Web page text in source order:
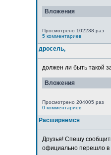
Вложения
Просмотрено 102238 раз
5 комментариев
дросель,
должен ли быть такой
Вложения
Просмотрено 204005 раз
0 комментариев
Расширяемся
Друзья! Спешу
официально перешло в